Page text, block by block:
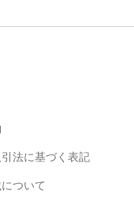
法に基づく表記
ついて